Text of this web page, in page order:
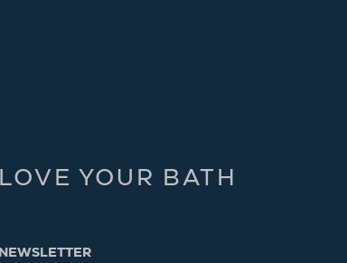
LOVE YOUR BATH
NEWSLETTER